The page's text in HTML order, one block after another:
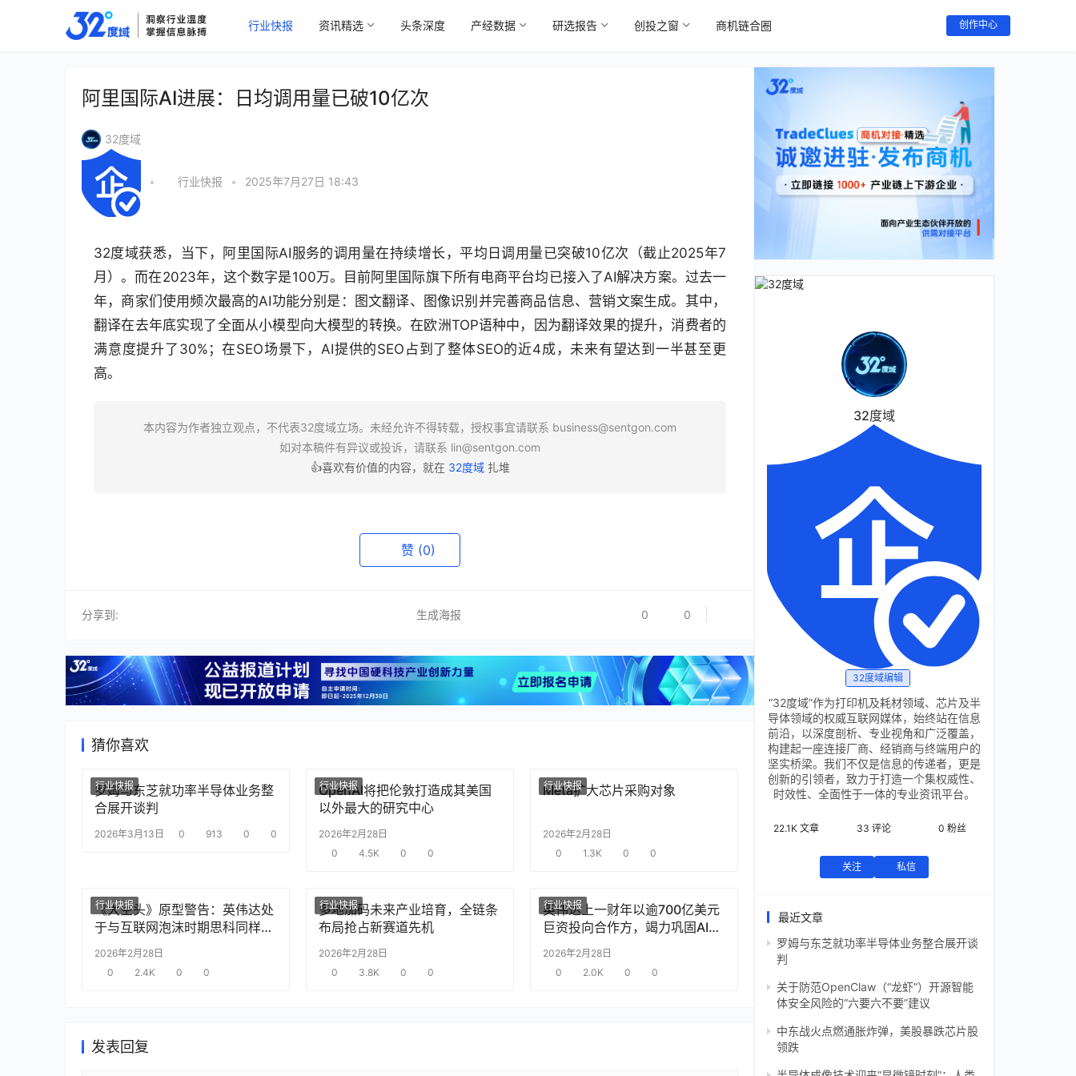
行业快报 资讯精选 头条深度 产经数据 研选报告 创投之窗 商机链合圈 创作中心
阿里国际AI进展：日均调用量已破10亿次
32度域
• 行业快报 • 2025年7月27日 18:43
32度域获悉，当下，阿里国际AI服务的调用量在持续增长，平均日调用量已突破10亿次（截止2025年7
月）。而在2023年，这个数字是100万。目前阿里国际旗下所有电商平台均已接入了AI解决方案。过去一
年，商家们使用频次最高的AI功能分别是：图文翻译、图像识别并完善商品信息、营销文案生成。其中，
翻译在去年底实现了全面从小模型向大模型的转换。在欧洲TOP语种中，因为翻译效果的提升，消费者的
满意度提升了30%；在SEO场景下，AI提供的SEO占到了整体SEO的近4成，未来有望达到一半甚至更
高。
本内容为作者独立观点，不代表32度域立场。未经允许不得转载，授权事宜请联系 business@sentgon.com
如对本稿件有异议或投诉，请联系 lin@sentgon.com
👍喜欢有价值的内容，就在 32度域扎堆
赞 (0)
分享到: 生成海报 0 0
猜你喜欢
行业快报
罗姆与东芝就功率半导体业务整
合展开谈判
2026年3月13日 0 913 0 0
行业快报
OpenAI将把伦敦打造成其美国
以外最大的研究中心
2026年2月28日
0
4.5K 0 0
行业快报
Meta扩大芯片采购对象
2026年2月28日
0
1.3K 0 0
行业快报
《大空头》原型警告：英伟达处
于与互联网泡沫时期思科同样的
“危险境地”
2026年2月28日
0
2.4K 0 0
行业快报
多地加码未来产业培育，全链条
布局抢占新赛道先机
2026年2月28日
0
3.8K 0 0
行业快报
英伟达上一财年以逾700亿美元
巨资投向合作方，竭力巩固AI芯
片需求
2026年2月28日
0
2.0K 0 0
发表回复
32度域
32度域编辑
“32度域”作为打印机及耗材领域、芯片及半
导体领域的权威互联网媒体，始终站在信息
前沿，以深度剖析、专业视角和广泛覆盖，
构建起一座连接厂商、经销商与终端用户的
坚实桥梁。我们不仅是信息的传递者，更是
创新的引领者，致力于打造一个集权威性、
时效性、全面性于一体的专业资讯平台。
22.1K 文章 33 评论 0 粉丝
关注 私信
最近文章
罗姆与东芝就功率半导体业务整合展开谈
判
关于防范OpenClaw（“龙虾”）开源智能
体安全风险的“六要六不要”建议
中东战火点燃通胀炸弹，美股暴跌芯片股
领跌